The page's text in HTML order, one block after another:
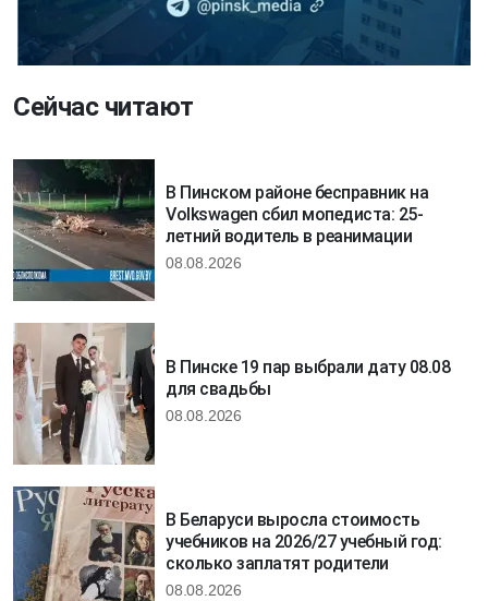
Сейчас читают
В Пинском районе бесправник на
Volkswagen сбил мопедиста: 25-
летний водитель в реанимации
08.08.2026
В Пинске 19 пар выбрали дату 08.08
для свадьбы
08.08.2026
В Беларуси выросла стоимость
учебников на 2026/27 учебный год:
сколько заплатят родители
08.08.2026